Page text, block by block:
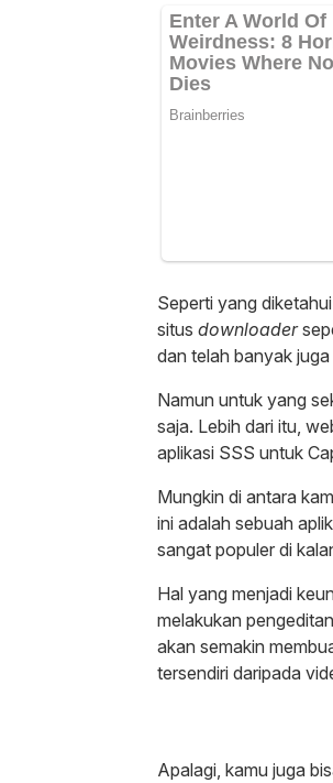
Seperti yang
situs downloader
dan telah banyak
Namun untuk yang
saja. Lebih dari itu,
aplikasi SSS untuk
Mungkin di antara
ini adalah sebuah
sangat populer di
Hal yang menjadi
melakukan
akan semakin
tersendiri daripada
Apalagi, kamu juga